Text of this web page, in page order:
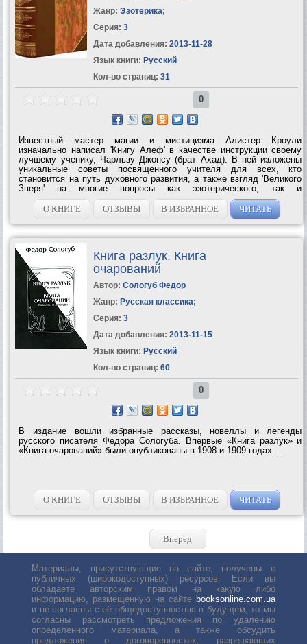
Жанр: Эзотерика;
Серия: 3
Дата добавления: 2013-11-28
Язык книги: Русский
Кол-во страниц: 31
0
Известный мастер магии и мистицизма Алистер Кроули
изначально написал 'Книгу Алеф' в качестве инструкции своему
лучшему ученику, Чарльзу Джонсу (брат Ахад). В ней изложены
уникальные советы посвященного учителя для всех, кто
становится на путь духовного развития, а также взгляд 'Великого
Зверя' на многие вопросы как эзотерического, так и
общефилософского свойства, во многом проясняющий его...
О КНИГЕ
ОТЗЫВЫ В ИЗБРАННОЕ ЧИТАТЬ
Книга разлук. Книга
очарований
Автор: Сологуб Федор
Жанр: Русская классика;
Серия: 3
Дата добавления: 2013-11-15
Язык книги: Русский
Кол-во страниц: 60
0
В издание вошли избранные рассказы, новеллы и легенды
русского писателя Федора Сологуба. Впервые «Книга разлук» и
«Книга очарований» были опубликованы в 1908 и 1909 годах. ...
О КНИГЕ ОТЗЫВЫ В ИЗБРАННОЕ ЧИТАТЬ
Вперед
Материалы, присутствующие на сайте, получены с
публичных (широкодоступных) ресурсов. Если вы
обладаете авторским правом на какую либо
информацию, размещенную на сайте booksonline.com.ua
и не согласны с её общедоступностью в будущем, то мы
согласны рассмотреть предложения по удалению
определенного материала, а также обсудить
предложения о договоренностях, разрешающих